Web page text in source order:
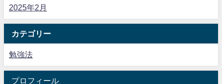
2025年2月
カテゴリー
勉強法
プロフィール